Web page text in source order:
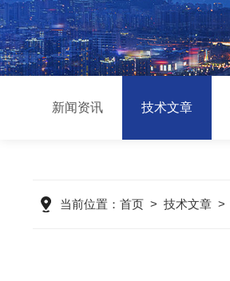
新闻资讯 技术文章
当前位置： 首页> 技术文章>